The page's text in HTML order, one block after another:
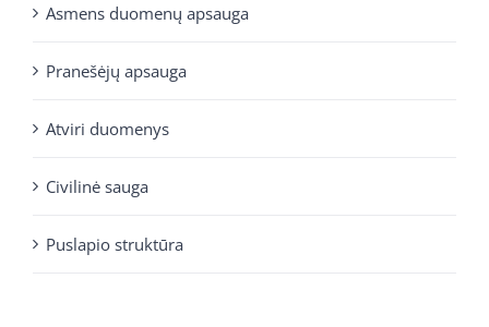
Asmens duomenų apsauga
Pranešėjų apsauga
Atviri duomenys
Civilinė sauga
Puslapio struktūra